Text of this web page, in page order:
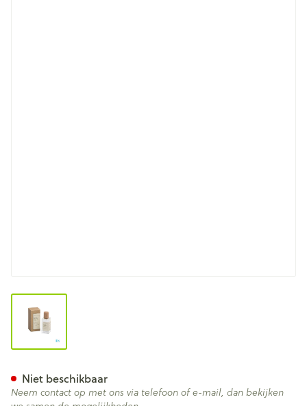
View larger image
Niet beschikbaar
Neem contact op met ons via telefoon of e-mail, dan bekijken